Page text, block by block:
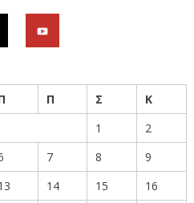
Π Σ
Κ
1
2
7 8
9
14 15
16